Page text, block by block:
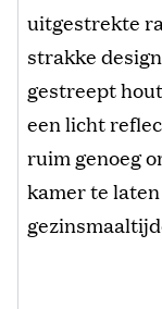
uitgestrekte
strakke
gestreept
een licht
ruim genoeg
kamer te